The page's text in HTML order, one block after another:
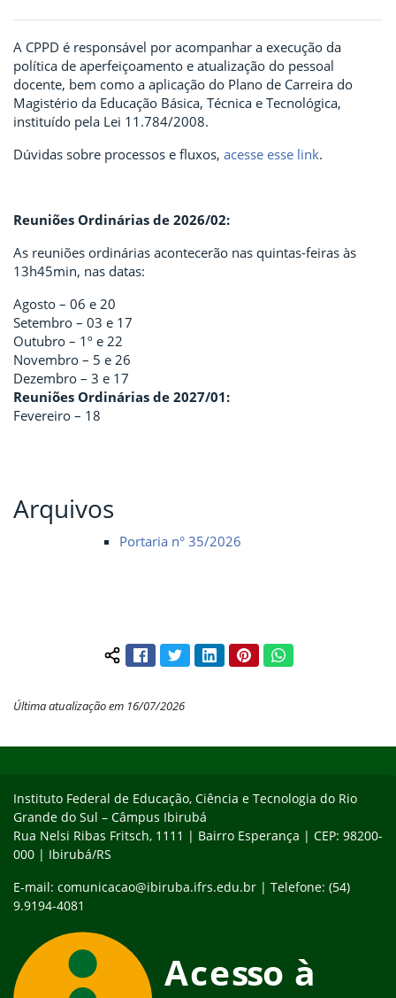
A CPPD é responsável por acompanhar a execução da
política de aperfeiçoamento e atualização do pessoal
docente, bem como a aplicação do Plano de Carreira do
Magistério da Educação Básica, Técnica e Tecnológica,
instituído pela Lei 11.784/2008.
Dúvidas sobre processos e fluxos, acesse esse link.
Reuniões Ordinárias de 2026/02:
As reuniões ordinárias acontecerão nas quintas-feiras às
13h45min, nas datas:
Agosto – 06 e 20
Setembro – 03 e 17
Outubro – 1º e 22
Novembro – 5 e 26
Dezembro – 3 e 17
Reuniões Ordinárias de 2027/01:
Fevereiro – 18
Arquivos
Portaria n° 35/2026
Compartilhar conteúdo:
FacebookTwitterLinkedInPinterestWhatsApp
Última atualização em 16/07/2026
Instituto Federal de Educação, Ciência e Tecnologia do Rio
Grande do Sul – Câmpus Ibirubá
Rua Nelsi Ribas Fritsch, 1111 | Bairro Esperança | CEP: 98200-
000 | Ibirubá/RS
E-mail: comunicacao@ibiruba.ifrs.edu.br | Telefone: (54)
9.9194-4081